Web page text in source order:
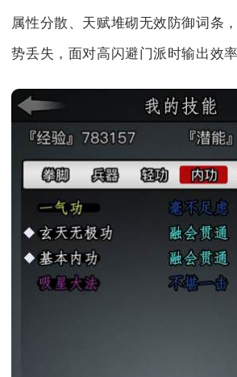
属性分散、天赋堆砌无效防御词条
势丢失，面对高闪避门派时输出效率